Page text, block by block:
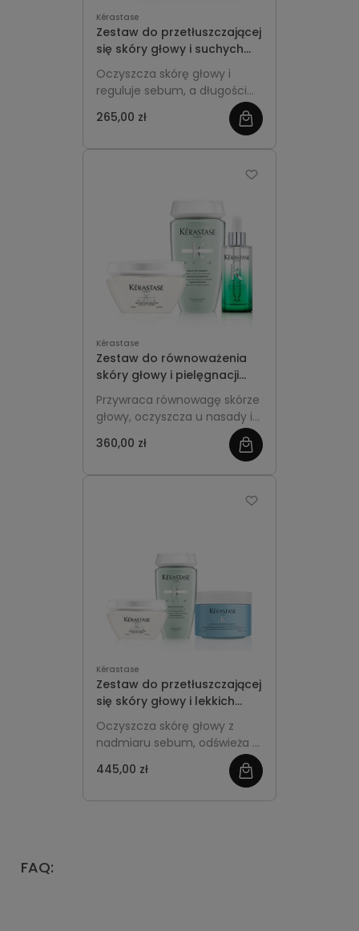
Kérastase
Zestaw do przetłuszczającej
się skóry głowy i suchych
długości - Kérastase
Spécifique
Oczyszcza skórę głowy i
reguluje sebum, a długości
intensywnie nawilża, dzięki
czemu włosy są lekkie u
265,00 zł
zobacz
więcej
Kérastase
Zestaw do równoważenia
skóry głowy i pielęgnacji
długości - Kérastase
Spécifique
Przywraca równowagę skórze
głowy, oczyszcza u nasady i
nawilża długości, redukując
przetłuszczanie oraz uczucie
360,00 zł
zobacz
więcej
Kérastase
Zestaw do przetłuszczającej
się skóry głowy i lekkich
włosów - Kérastase
Spécifique
Oczyszcza skórę głowy z
nadmiaru sebum, odświeża u
nasady i jednocześnie nawilża
długości, pomagając
445,00 zł
zobacz
więcej
FAQ: